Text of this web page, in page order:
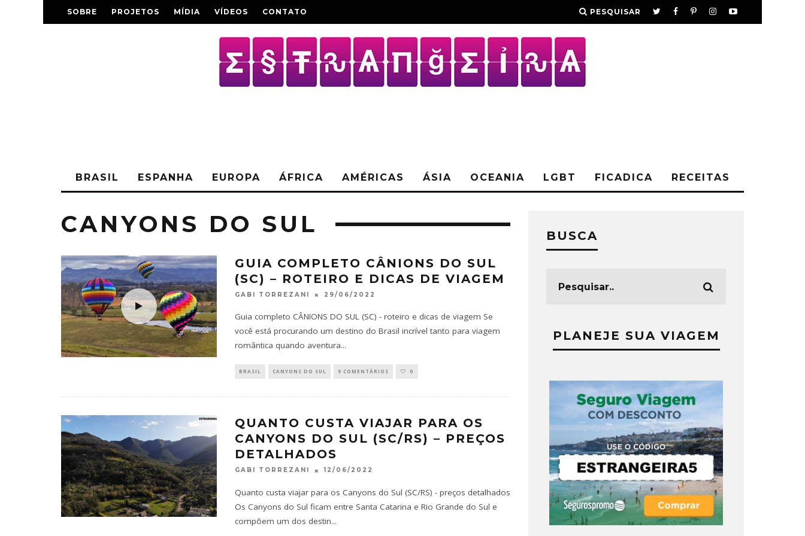
SOBRE PROJETOS MÍDIA VÍDEOS CONTATO PESQUISAR
BRASIL ESPANHA EUROPA ÁFRICA AMÉRICAS ÁSIA OCEANIA LGBT FICADICA RECEITAS
CANYONS DO SUL
GUIA COMPLETO CÂNIONS DO SUL
(SC) – ROTEIRO E DICAS DE VIAGEM
GABI TORREZANI 29/06/2022
Guia completo CÂNIONS DO SUL (SC) - roteiro e dicas de viagem Se
você está procurando um destino do Brasil incrível tanto para viagem
romântica quando aventura...
BRASIL CANYONS DO SUL 9 COMENTÁRIOS 0
QUANTO CUSTA VIAJAR PARA OS
CANYONS DO SUL (SC/RS) – PREÇOS
DETALHADOS
GABI TORREZANI 12/06/2022
Quanto custa viajar para os Canyons do Sul (SC/RS) - preços detalhados
Os Canyons do Sul ficam entre Santa Catarina e Rio Grande do Sul e
compõem um dos destin...
BUSCA
PLANEJE SUA VIAGEM